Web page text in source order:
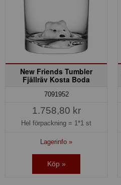
New Friends Tumbler
Fjällräv Kosta Boda
7091952
1.758,80 kr
Hel förpackning = 1*1 st
Lagerinfo »
Köp »